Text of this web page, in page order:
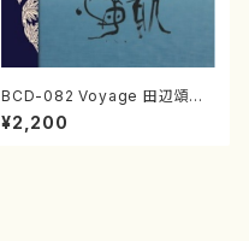
BCD-082 Voyage 田辺頌山
の演奏によるマーティン・リーガ
ン尺八作品集（田辺頌山/マーテ
¥2,200